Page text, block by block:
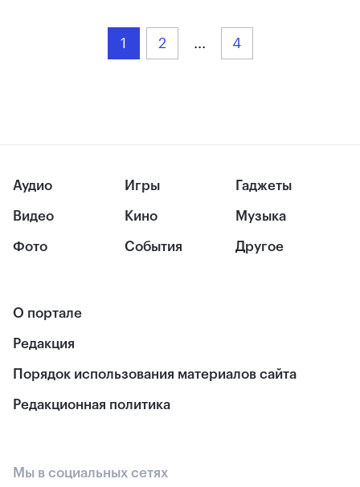
1 2 ... 4
Аудио
Видео
Фото
Игры
Кино
События
Гаджеты
Музыка
Другое
О портале
Редакция
Порядок использования материалов сайта
Редакционная политика
Мы в социальных сетях